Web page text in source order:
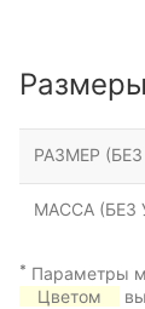
РАЗМЕР
МАССА (БЕЗ
* Параметры
Цветом